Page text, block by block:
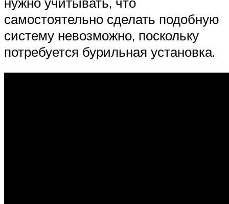
самостоятельно сделать подобную
систему невозможно, поскольку
потребуется бурильная установка.